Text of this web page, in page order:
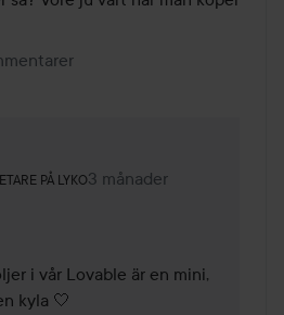
PÅ LYKO
roll: Medarbetare på Lyko.
3 månader
Kommentaren lades 3
i vår Lovable är en mini,
kyla 🤍